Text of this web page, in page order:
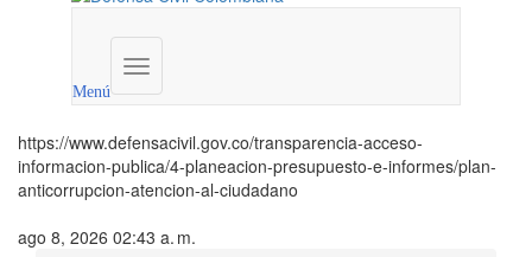
Menú
Menú
institucional
https://www.defensacivil.gov.co/transparencia-acceso-
informacion-publica/4-planeacion-presupuesto-e-informes/plan-
anticorrupcion-atencion-al-ciudadano
ago 8, 2026 02:43 a. m.